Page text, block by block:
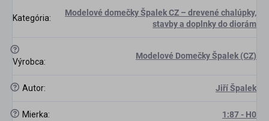
Kategória:
Modelové domečky Špalek CZ – drevené chalúpky,
stavby a doplnky do diorám
?
Výrobca:
Modelové Domečky Špalek (CZ)
? Autor: Jiří Špalek
? Mierka: 1:87 - H0